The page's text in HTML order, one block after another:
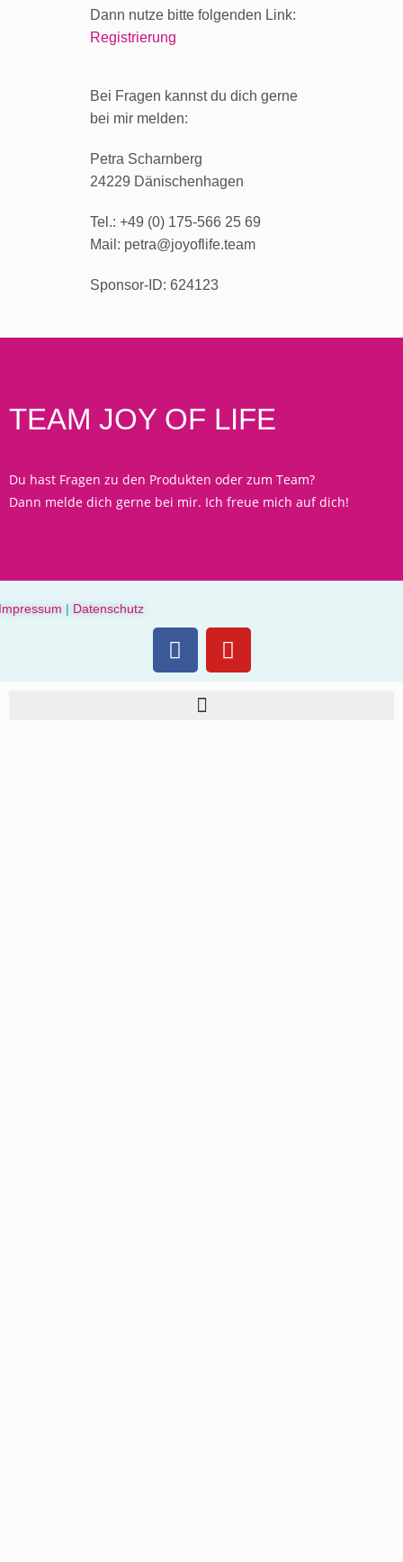
Dann nutze bitte folgenden Link:
Registrierung
Bei Fragen kannst du dich gerne
bei mir melden:
Petra Scharnberg
24229 Dänischenhagen
Tel.: +49 (0) 175-566 25 69
Mail: petra@joyoflife.team
Sponsor-ID: 624123
TEAM JOY OF LIFE
Du hast Fragen zu den Produkten oder zum Team?
Dann melde dich gerne bei mir. Ich freue mich auf dich!
| Datenschutz